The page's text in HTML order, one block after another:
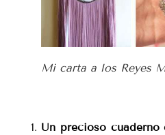
Mi carta a los Reyes
Un precioso cuaderno